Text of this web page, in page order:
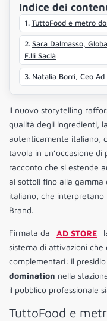
Indice dei
TuttoFood e metro
Sara Dalmasso,
F.lli Saclà
Natalia Borri, Ceo Ad
Il nuovo storytelling
qualità degli ingredienti,
autenticamente italiano,
tavola in un’occasione
racconto che si estende
ai sottoli fino alla
italiano, che
Brand.
Firmata da AD STORE
sistema di attivazioni
complementari: il
domination nella
il pubblico professionale
TuttoFood e